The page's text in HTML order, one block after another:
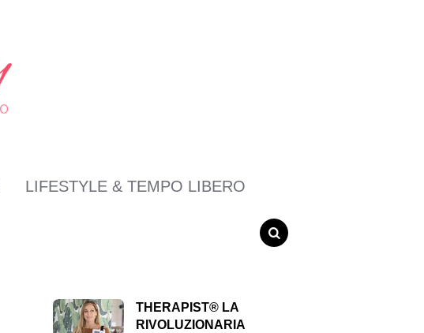
LIFESTYLE & TEMPO LIBERO
THERAPIST® LA
RIVOLUZIONARIA